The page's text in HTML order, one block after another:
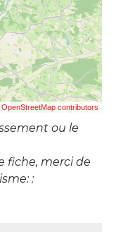
OpenStreetMap contributors
ou le
fiche, merci de
: